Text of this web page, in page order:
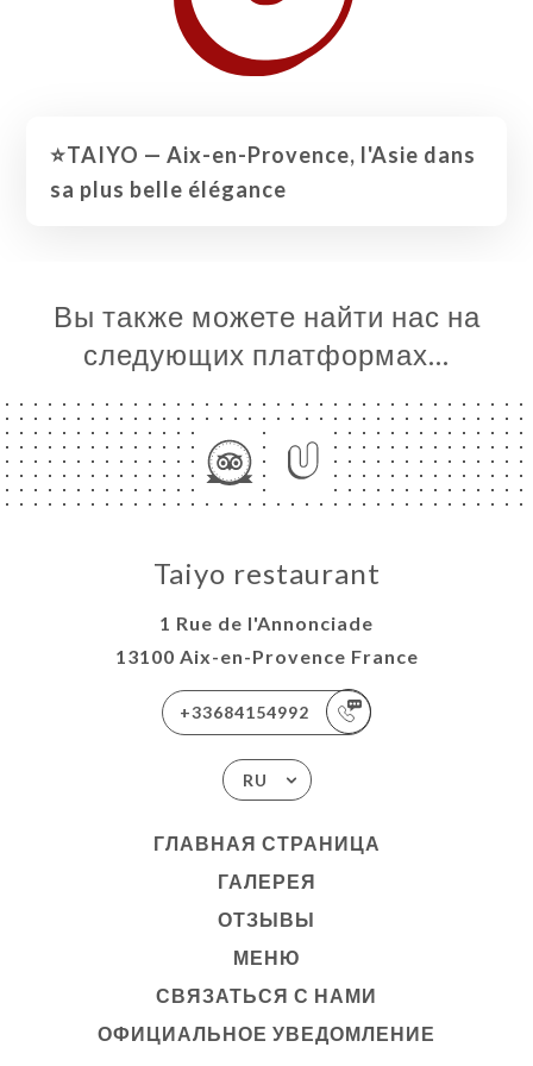
⭐️TAIYO — Aix-en-Provence, l'Asie dans
sa plus belle élégance
Вы также можете найти нас на
следующих платформах…
Taiyo restaurant
1 Rue de l'Annonciade
13100 Aix-en-Provence France
+33684154992
RU
ГЛАВНАЯ СТРАНИЦА
ГАЛЕРЕЯ
ОТЗЫВЫ
МЕНЮ
СВЯЗАТЬСЯ С НАМИ
ОФИЦИАЛЬНОЕ УВЕДОМЛЕНИЕ